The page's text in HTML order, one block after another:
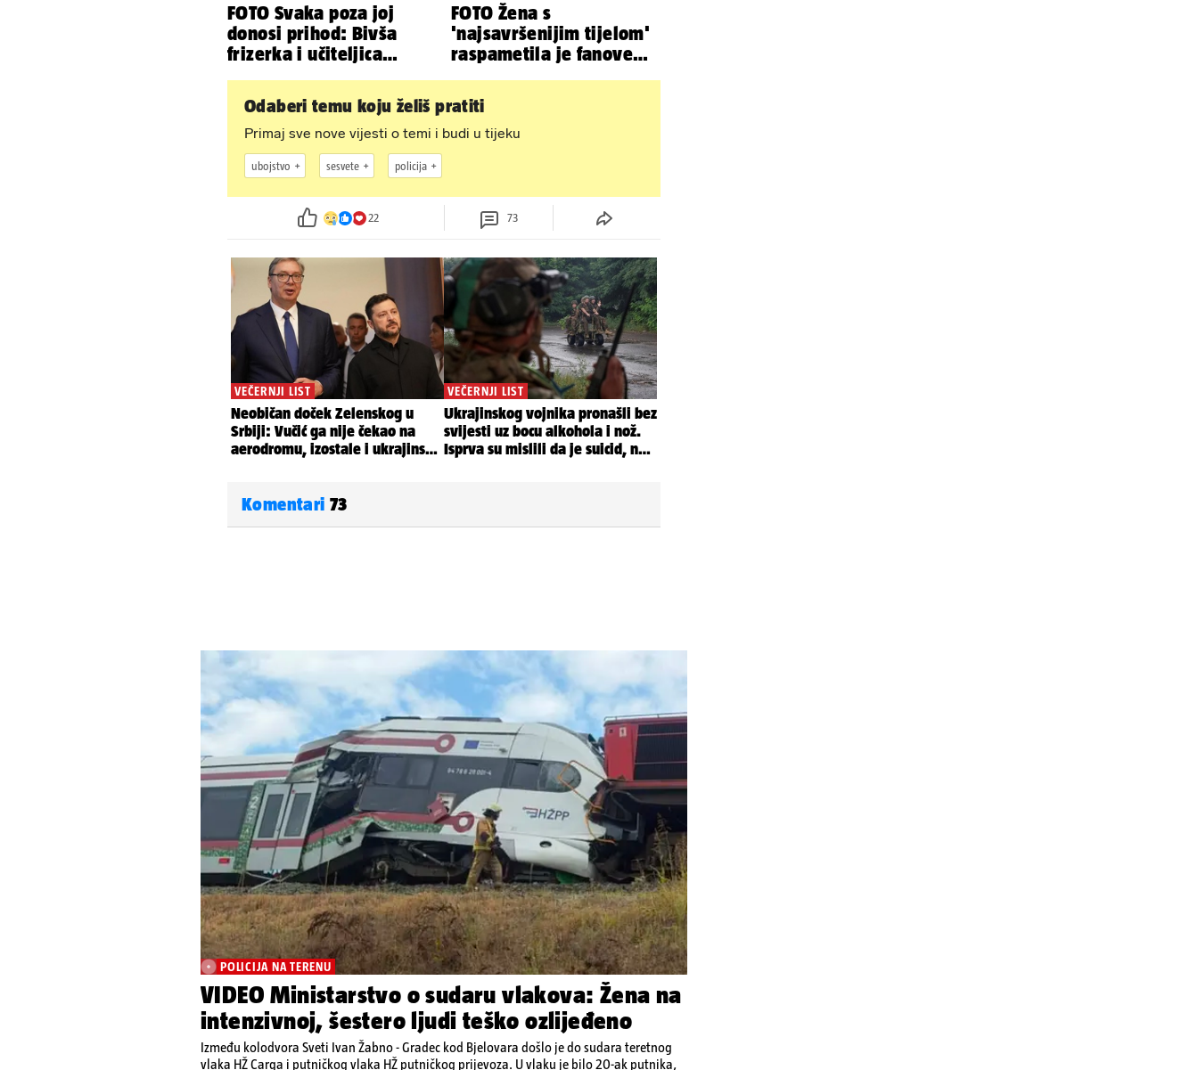
FOTO Svaka poza joj
donosi prihod: Bivša
frizerka i učiteljica
Instagram
FOTO Žena s
'najsavršenijim tijelom'
raspametila je fanove
plićaka
Odaberi temu koju želiš pratiti
Primaj sve nove vijesti o temi i budi u tijeku
ubojstvo sesvete policija
22 73
Komentari 73
POLICIJA NA TERENU
VIDEO Ministarstvo o sudaru vlakova: Žena na
intenzivnoj, šestero ljudi teško ozlijeđeno
Između kolodvora Sveti Ivan Žabno - Gradec kod Bjelovara došlo je do sudara teretnog
vlaka HŽ Carga i putničkog vlaka HŽ putničkog prijevoza. U vlaku je bilo 20-ak putnika,